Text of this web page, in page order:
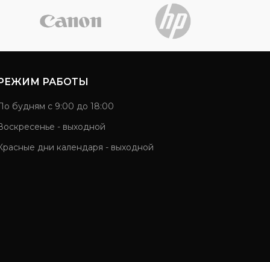
РАБОТЫ
будням с 9:00 до 18:00
- выходной
дни календаря - выходной